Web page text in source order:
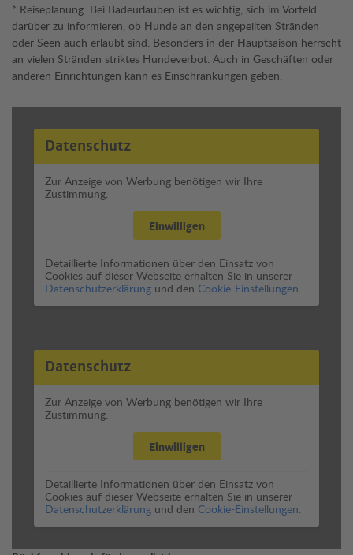
* Reiseplanung: Bei Badeurlauben ist es wichtig, sich im Vorfeld
darüber zu informieren, ob Hunde an den angepeilten Stränden
oder Seen auch erlaubt sind. Besonders in der Hauptsaison herrscht
an vielen Stränden striktes Hundeverbot. Auch in Geschäften oder
anderen Einrichtungen kann es Einschränkungen geben.
Datenschutz
Zur Anzeige von Werbung benötigen wir Ihre
Zustimmung.
Einwilligen
Detaillierte Informationen über den Einsatz von
Cookies auf dieser Webseite erhalten Sie in unserer
Datenschutzerklärung und den Cookie-Einstellungen.
Datenschutz
Zur Anzeige von Werbung benötigen wir Ihre
Zustimmung.
Einwilligen
Detaillierte Informationen über den Einsatz von
Cookies auf dieser Webseite erhalten Sie in unserer
Datenschutzerklärung und den Cookie-Einstellungen.